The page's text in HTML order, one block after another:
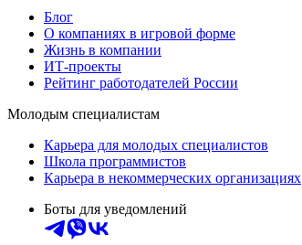
Блог
О компаниях в игровой форме
Жизнь в компании
ИТ-проекты
Рейтинг работодателей России
Молодым специалистам
Карьера для молодых специалистов
Школа программистов
Карьера в некоммерческих организациях
Боты для уведомлений